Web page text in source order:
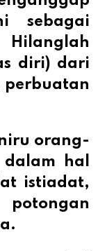
sebagai
diri) dari
orang-
hal
istiadat,